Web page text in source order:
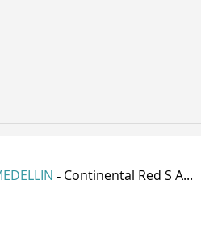
- Continental Red S A...